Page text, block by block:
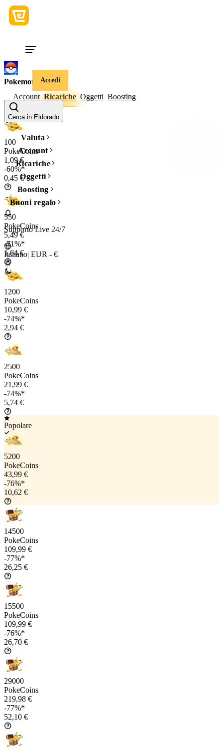
Accedi
Cerca in Eldorado
Valuta
Account
Ricariche
Oggetti
Boosting
Buoni regalo
Supporto Live 24/7
Italiano| EUR - €
Pokemon Go
Account Ricariche Oggetti Boosting
Quantità
100
PokeCoins
1,09 €
-60%*
0,45 €
550
PokeCoins
5,49 €
-71%*
1,64 €
1200
PokeCoins
10,99 €
-74%*
2,94 €
2500
PokeCoins
21,99 €
-74%*
5,74 €
Popolare
5200
PokeCoins
43,99 €
-76%*
10,62 €
14500
PokeCoins
109,99 €
-77%*
26,25 €
15500
PokeCoins
109,99 €
-76%*
26,70 €
29000
PokeCoins
219,98 €
-77%*
52,10 €